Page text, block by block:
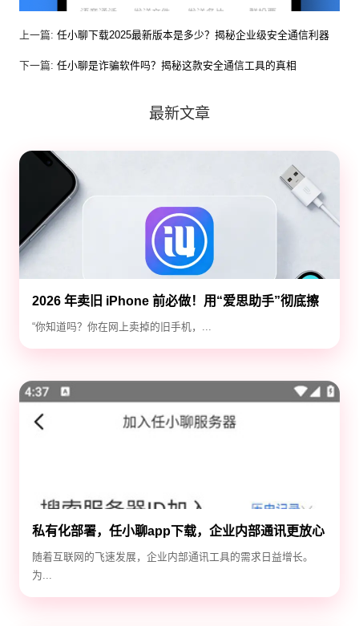
上一篇: 任小聊下载2025最新版本是多少？揭秘企业级安全通信利器
下一篇: 任小聊是诈骗软件吗？揭秘这款安全通信工具的真相
最新文章
2026 年卖旧 iPhone 前必做！用“爱思助手”彻底擦
除隐私，防止数据泄露
“你知道吗？你在网上卖掉的旧手机，...
私有化部署，任小聊app下载，企业内部通讯更放心
随着互联网的飞速发展，企业内部通讯工具的需求日益增长。
为...